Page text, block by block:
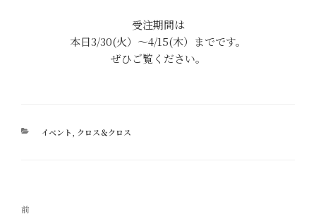
受注期間は
本日3/30(火）～4/15(木）までです。
ぜひご覧ください。
カ
イベント, クロス＆クロス
投
過
前